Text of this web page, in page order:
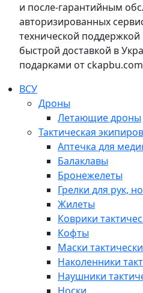
и после-гарантийным
авторизированных
технической
быстрой доставкой в
подарками от ckapbu.com
ВСУ
Дроны
Летающие дроны
Тактическая
Аптечка для
Балаклавы
Бронежелеты
Грелки для рук,
Жилеты
Коврики
Кофты
Маски
Наколенники
Наушники